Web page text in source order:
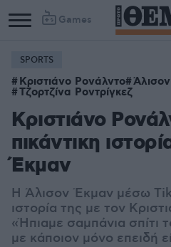
Games
SPORTS
Κριστιάνο Ρονάλντο
Τζορτζίνα Ροντρίγκεζ
Κριστιάνο
πικάντικη
Έκμαν
Η Άλισον Έκμαν μέσω
ιστορία της με τον
«Ήπιαμε σαμπάνια σπίτι
με κάποιον μόνο επειδή